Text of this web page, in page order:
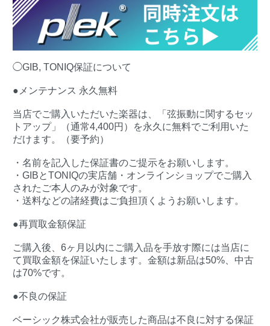
◯GIB, TONIQ保証について
●メンテナンス 永久無料
当店でご購入いただいた楽器は、「弦振動に関するセッ
トアップ」（通常4,400円）を永久に無料でご利用いた
だけます。（要予約）
・名前を記入した保証書のご提示をお願いします。
・GIBとTONIQの実店舗・オンラインショップでご購入
されたご本人のみが対象です。
・送料などの諸経費はご負担頂くようお願いします。
●再買取金額保証
ご購入後、6ヶ月以内にご購入品を手放す際には当店に
て買取金額を保証いたします。金額は新品は50%、中古
は70%です。
●不良の保証
ベーシック株式会社が販売した商品は不良に対する保証